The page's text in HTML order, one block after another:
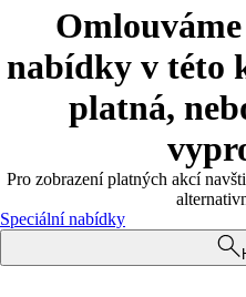
nabídky v této
platná,
Pro zobrazení platných akcí
Speciální nabídky